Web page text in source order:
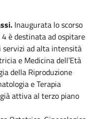
Inaugurata lo scorso
4 è destinata ad ospitare
servizi ad alta intensità
e Medicina dell’Età
della Riproduzione
e Terapia
attiva al terzo piano